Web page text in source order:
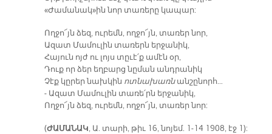
«Ժամանակ»ին նոր տառերը կապար:
Ողջո՜յն ձեզ, ուրեմն, ողջո՜յն, տառեր նոր,
Ազատ Մամուլին տառերն երջանիկ,
Հայուն ոյժ ու լոյս տըւէ՛ք ամէն օր,
Դուք որ ձեր եղբարց նըման անդրանիկ
Չէք կըրեր նախկին ոտնախառնանշընորհ…
- Ազատ Մամուլին տառե՛րն երջանիկ,
Ողջո՜յն ձեզ, ուրեմն, ողջո՜յն, տառեր նոր:
(ԺԱՄԱՆԱԿ, Ա. տարի, թիւ 16, նոյեմ. 1-14 1908, էջ 1):